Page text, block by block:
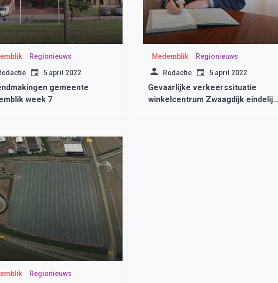
Regionieuws
5 april 2022
gemeente
week 7
Medemblik Regionieuws
Redactie 5 april 2022
Gevaarlijke verkeerssituatie
winkelcentrum Zwaagdijk eindelijk
Regionieuws